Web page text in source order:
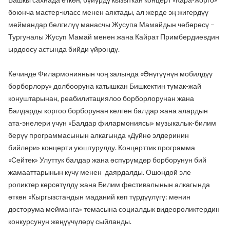
боюнча мастер-класс менен аяктады, ал жерде эң жигердүү
меймандар белгилүү манасчы Жусупа Мамайдын чөбөрөсү –
Тургуналы Жусуп Мамай менен жана Кайрат Примбердиевдин
ырдоосу астында бийди үйрөндү.
Кечинде Филармониянын чоң залында «Өнүгүүнүн мобилдүү
борборлору» долбооруна катышкан Бишкектин тумак-жай
конуштарынан, реабилитациялоо борборлорунан жана
Балдарды коргоо борборунан келген балдар жана алардын
ата-энелери үчүн «Балдар филармониясы» музыкалык-билим
берүү программасынын алкагында «Дүйнө элдеринин
бийлери» концерти уюштурулду. Концерттик программа
«Сейтек» Улуттук балдар жана өспүрүмдөр борборунун бий
жамааттарынын күчү менен даярдалды. Ошондой эле
роликтер көрсөтүлдү жана Билим фестивалынын алкагында
өткөн «Кыргызстандын маданий көп түрдүүлүгү: менин
досторума мейманга» темасына социалдык видеороликтердин
конкурсунун жеңүүчүлөрү сыйланды.